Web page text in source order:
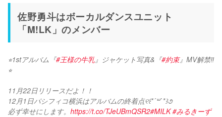
佐野勇斗はボーカルダンスユニット
「M!LK」のメンバー
⭐︎1stアルバム『#王様の牛乳』ジャケット写真&『#約束』MV解禁‼️
⭐︎
11月22日リリースだよ！！
12月1日パシフィコ横浜はアルバムの終着点୧꒰*´꒳`*꒱૭
必ず幸せにします。 https://t.co/TJeUBmQSR2#MILK #みるきーず